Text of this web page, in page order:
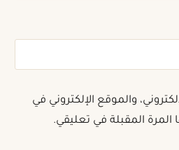
والموقع الإلكتروني في
المقبلة في تعليقي.